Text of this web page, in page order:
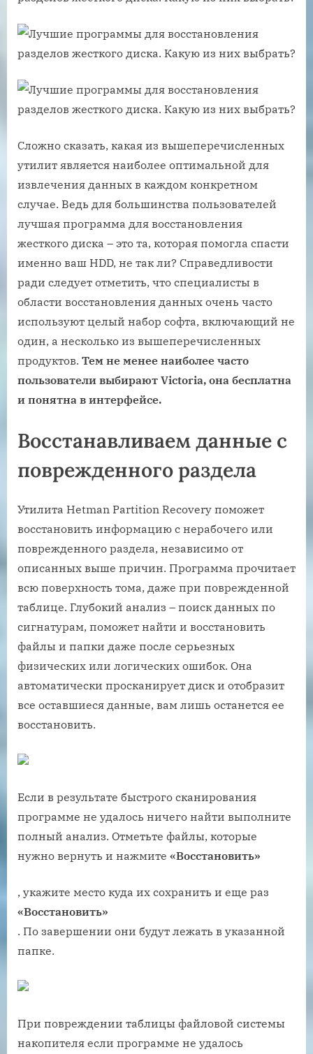
Сложно сказать, какая из вышеперечисленных
утилит является наиболее оптимальной для
извлечения данных в каждом конкретном
случае. Ведь для большинства пользователей
лучшая программа для восстановления
жесткого диска – это та, которая помогла спасти
именно ваш HDD, не так ли? Справедливости
ради следует отметить, что специалисты в
области восстановления данных очень часто
используют целый набор софта, включающий не
один, а несколько из вышеперечисленных
продуктов. Тем не менее наиболее часто
пользователи выбирают Victoria, она бесплатна
и понятна в интерфейсе.
Восстанавливаем данные с
поврежденного раздела
Утилита Hetman Partition Recovery поможет
восстановить информацию с нерабочего или
поврежденного раздела, независимо от
описанных выше причин. Программа прочитает
всю поверхность тома, даже при поврежденной
таблице. Глубокий анализ – поиск данных по
сигнатурам, поможет найти и восстановить
файлы и папки даже после серьезных
физических или логических ошибок. Она
автоматически просканирует диск и отобразит
все оставшиеся данные, вам лишь останется ее
восстановить.
Если в результате быстрого сканирования
программе не удалось ничего найти выполните
полный анализ. Отметьте файлы, которые
нужно вернуть и нажмите «Восстановить»
, укажите место куда их сохранить и еще раз
«Восстановить»
. По завершении они будут лежать в указанной
папке.
При повреждении таблицы файловой системы
накопителя если программе не удалось